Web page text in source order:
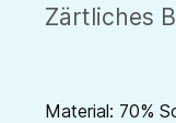
Zärtliches
Material: 70%